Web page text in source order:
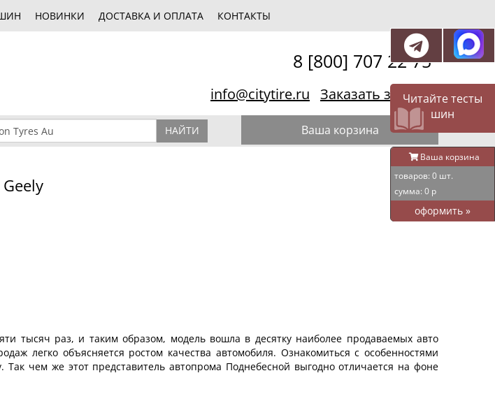
Читайте тесты
шин
Ваша корзина
товаров: 0 шт.
сумма: 0 р
оформить »
НОВИНКИ ДОСТАВКА И ОПЛАТА КОНТАКТЫ
8 [800] 707 22 75
info@citytire.ru Заказать звонок
НАЙТИ Ваша корзина
тысяч раз, и таким образом, модель вошла в десятку наиболее продаваемых авто
легко объясняется ростом качества автомобиля. Ознакомиться с особенностями
чем же этот представитель автопрома Поднебесной выгодно отличается на фоне